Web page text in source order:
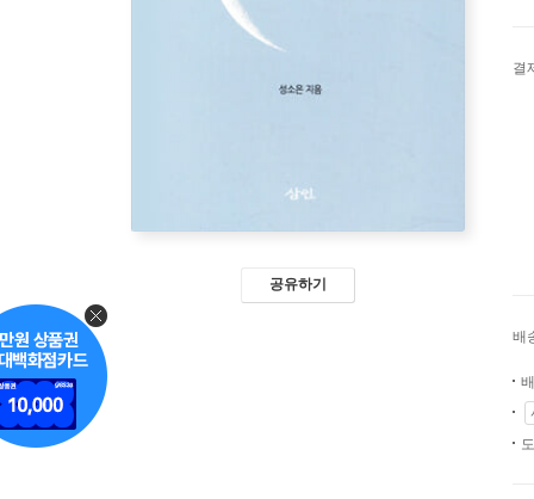
공유하기
결
배